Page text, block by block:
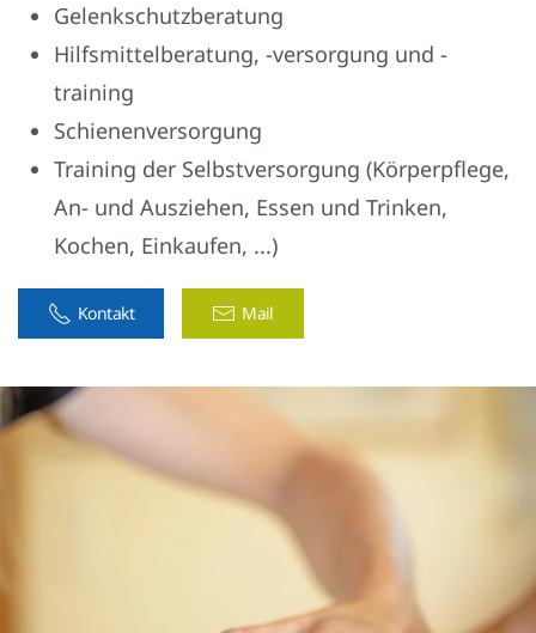
Gelenkschutzberatung
Hilfsmittelberatung, -versorgung und -
training
Schienenversorgung
Training der Selbstversorgung (Körperpflege,
An- und Ausziehen, Essen und Trinken,
Kochen, Einkaufen, ...)
Kontakt Mail